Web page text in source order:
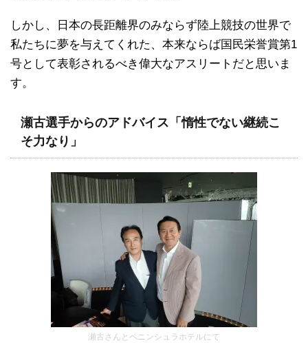
しかし、日本の長距離界のみならず陸上競技の世界で
私たちに夢を与えてくれた、本来ならば国民栄誉賞第1
号として表彰されるべき偉大なアスリートだと思いま
す。
瀬古選手からのアドバイス「惰性でない継続こ
そ力なり」
瀬古さんとペニンシュラホテルにて